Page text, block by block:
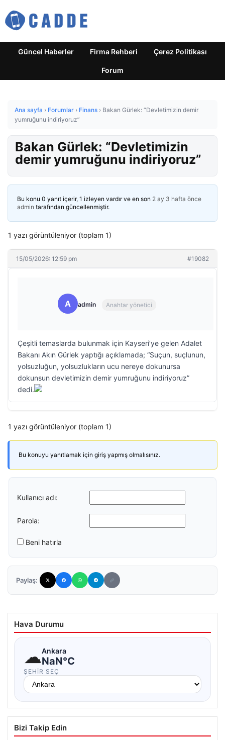
Güncel Haberler Firma Rehberi Çerez Politikası
Forum
Ana sayfa › Forumlar › Finans › Bakan Gürlek: “Devletimizin demir
yumruğunu indiriyoruz”
Bakan Gürlek: “Devletimizin
demir yumruğunu indiriyoruz”
Bu konu 0 yanıt içerir, 1 izleyen vardır ve en son 2 ay 3 hafta önce
admin tarafından güncellenmiştir.
1 yazı görüntüleniyor (toplam 1)
15/05/2026: 12:59 pm #19082
A admin Anahtar yönetici
Çeşitli temaslarda bulunmak için Kayseri’ye gelen Adalet
Bakanı Akın Gürlek yaptığı açıklamada; “Suçun, suçlunun,
yolsuzluğun, yolsuzlukların ucu nereye dokunursa
dokunsun devletimizin demir yumruğunu indiriyoruz”
dedi.
1 yazı görüntüleniyor (toplam 1)
Bu konuyu yanıtlamak için giriş yapmış olmalısınız.
Kullanıcı adı:
Parola:
Beni hatırla
Paylaş:
Hava Durumu
☁Ankara
NaN°C
ŞEHIR SEÇ
Bizi Takip Edin